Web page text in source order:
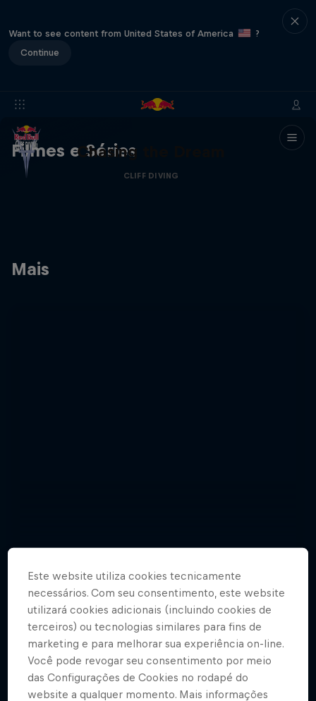
Want to see content from United States of America
?
Continue
Filmes e SériesChasing the Dream
CLIFF DIVING
Mais
Fotografias da emocionante abertura
de temporada em Saint-Raphaël
11 Fotografias
CLIFF DIVING
Este website utiliza cookies tecnicamente
necessários. Com seu consentimento, este website
utilizará cookies adicionais (incluindo cookies de
terceiros) ou tecnologias similares para fins de
marketing e para melhorar sua experiência on-line.
Você pode revogar seu consentimento por meio
das Configurações de Cookies no rodapé do
website a qualquer momento. Mais informações